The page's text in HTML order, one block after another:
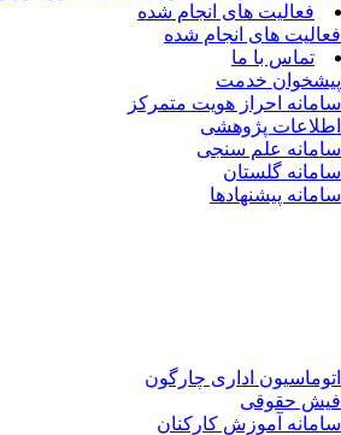
فعالیت های انجام شده
فعالیت های انجام شده
تماس با ما
پیشخوان خدمت
سامانه احراز هویت متمرکز
اطلاعات پژوهشی
سامانه علم سنجی
سامانه گلستان
سامانه پیشنهادها
اتوماسیون اداری چارگون
فیش حقوقی
سامانه آموزش کارکنان